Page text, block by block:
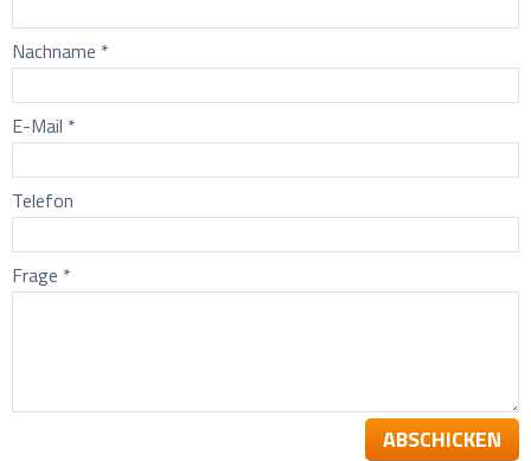
Nachname *
E-Mail *
Telefon
Frage *